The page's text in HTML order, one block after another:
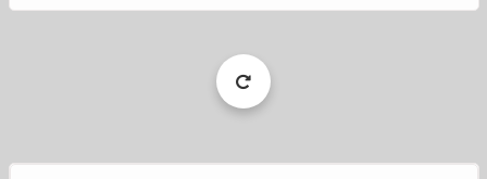
Load
More